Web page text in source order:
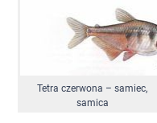
Tetra czerwona – samiec,
samica